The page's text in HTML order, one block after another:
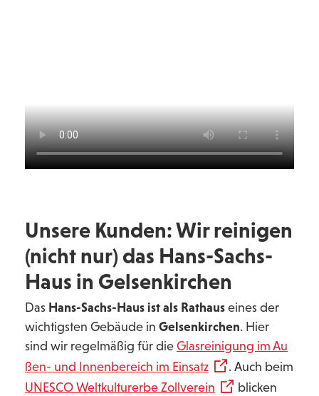
Unsere Kunden: Wir reinigen
(nicht nur) das Hans-Sachs-
Haus in Gelsenkirchen
Das Hans-Sachs-Haus ist als Rathaus eines der
wichtigsten Gebäude in Gelsenkirchen. Hier
sind wir regelmäßig für die Glasreinigung im Au
ßen- und Innenbereich im Einsatz
. Auch beim
UNESCO Weltkulturerbe Zollverein
blicken